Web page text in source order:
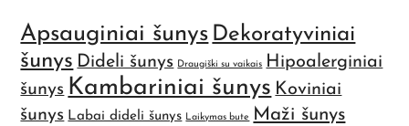
Apsauginiai šunys Dekoratyviniai
šunys Dideli šunys Draugiški su vaikais Hipoalerginiai
šunys Kambariniai šunys Koviniai
šunys Labai dideli šunys Laikymas bute
Maži šunys